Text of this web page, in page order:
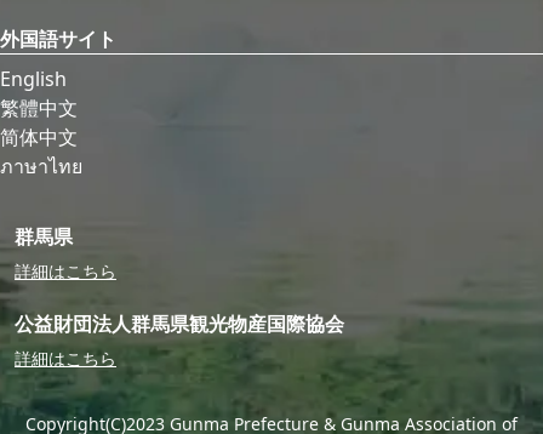
外国語サイト
English
繁體中文
简体中文
ภาษาไทย
群馬県
詳細はこちら
公益財団法人群馬県観光物産国際協会
詳細はこちら
Copyright(C)2023 Gunma Prefecture & Gunma Association of